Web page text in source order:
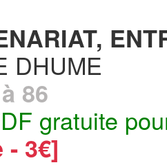
DHUME
86
gratuite
3€]